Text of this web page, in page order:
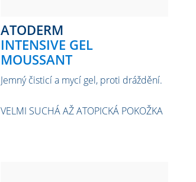
ATODERM
INTENSIVE GEL
MOUSSANT
Jemný čisticí a mycí gel, proti dráždění.
VELMI SUCHÁ AŽ ATOPICKÁ POKOŽKA